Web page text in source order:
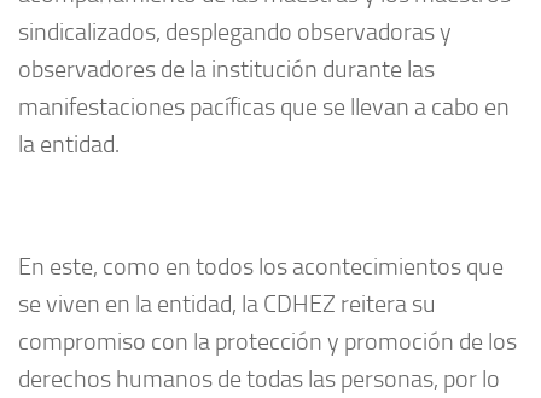
sindicalizados, desplegando observadoras y
observadores de la institución durante las
manifestaciones pacíficas que se llevan a cabo en
la entidad.
En este, como en todos los acontecimientos que
se viven en la entidad, la CDHEZ reitera su
compromiso con la protección y promoción de los
derechos humanos de todas las personas, por lo